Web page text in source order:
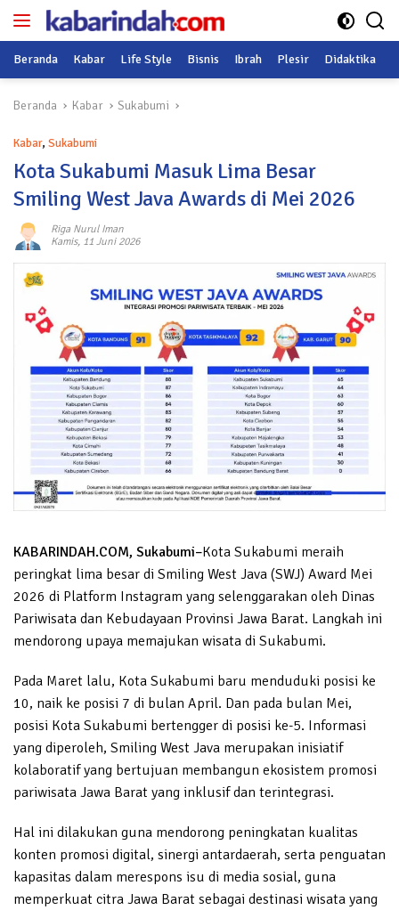
Langsung
Beranda Kabar Life Style Bisnis Ibrah Plesir Didaktika
Beranda Kabar Sukabumi
Kabar, Sukabumi
Kota Sukabumi Masuk Lima Besar
Smiling West Java Awards di Mei 2026
Riga Nurul Iman
Kamis, 11 Juni 2026
KABARINDAH.COM, Sukabumi–Kota Sukabumi meraih
peringkat lima besar di Smiling West Java (SWJ) Award Mei
2026 di Platform Instagram yang selenggarakan oleh Dinas
Pariwisata dan Kebudayaan Provinsi Jawa Barat. Langkah ini
mendorong upaya memajukan wisata di Sukabumi.
Pada Maret lalu, Kota Sukabumi baru menduduki posisi ke
10, naik ke posisi 7 di bulan April. Dan pada bulan Mei,
posisi Kota Sukabumi bertengger di posisi ke-5. Informasi
yang diperoleh, Smiling West Java merupakan inisiatif
kolaboratif yang bertujuan membangun ekosistem promosi
pariwisata Jawa Barat yang inklusif dan terintegrasi.
Hal ini dilakukan guna mendorong peningkatan kualitas
konten promosi digital, sinergi antardaerah, serta penguatan
kapasitas dalam merespons isu di media sosial, guna
memperkuat citra Jawa Barat sebagai destinasi wisata yang